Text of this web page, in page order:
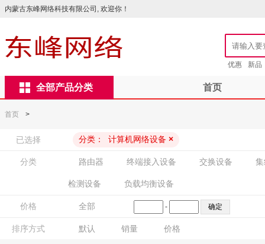
内蒙古东峰网络科技有限公司, 欢迎你！
优惠 新品
全部产品分类 首页
首页 >
已选择 分类： 计算机网络设备 ×
分类 路由器 终端接入设备 交换设备
检测设备 负载均衡设备
价格 全部 -
排序方式 默认 销量 价格